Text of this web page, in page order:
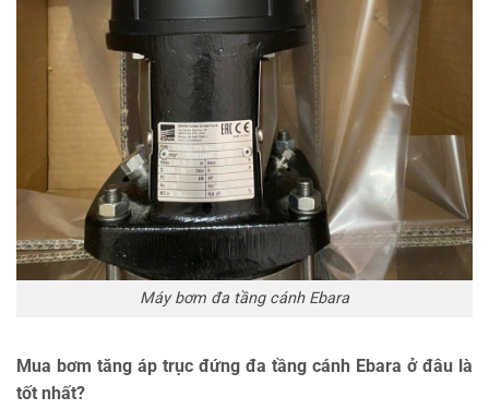
Máy bơm đa tầng cánh Ebara
Mua bơm tăng áp trục đứng đa tầng cánh Ebara ở đâu là
tốt nhất?